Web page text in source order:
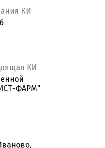
КИ
КИ
ФАРМ"